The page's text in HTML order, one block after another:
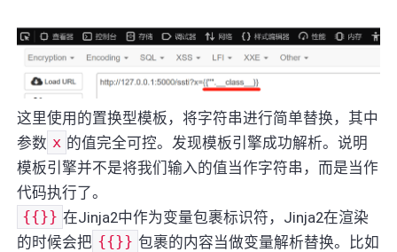
这里使用的置换型模板，将字符串进行简单替换，其中
参数 x 的值完全可控。发现模板引擎成功解析。说明
模板引擎并不是将我们输入的值当作字符串，而是当作
代码执行了。
{{}} 在Jinja2中作为变量包裹标识符，Jinja2在渲染
的时候会把 {{}} 包裹的内容当做变量解析替换。比如